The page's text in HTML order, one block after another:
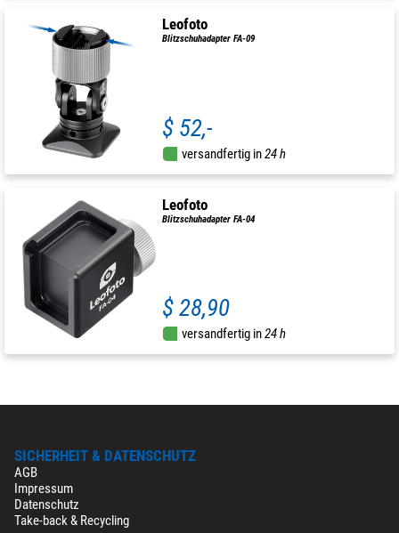
Leofoto
Blitzschuhadapter FA-09
$ 52,-
versandfertig in24 h
Leofoto
Blitzschuhadapter FA-04
$ 28,90
versandfertig in24 h
SICHERHEIT & DATENSCHUTZ
AGB
Impressum
Datenschutz
Take-back & Recycling